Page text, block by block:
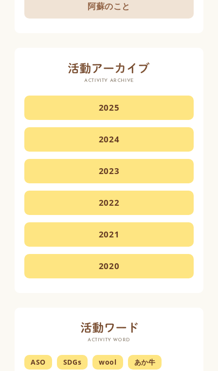
阿蘇のこと
ACTIVITY ARCHIVE
2025
2024
2023
2022
2021
2020
ACTIVITY WORD
ASO SDGs wool あか牛